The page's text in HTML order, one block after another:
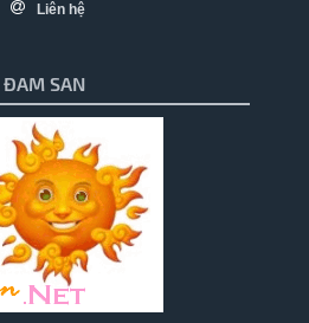
Liên hệ
ĐAM SAN